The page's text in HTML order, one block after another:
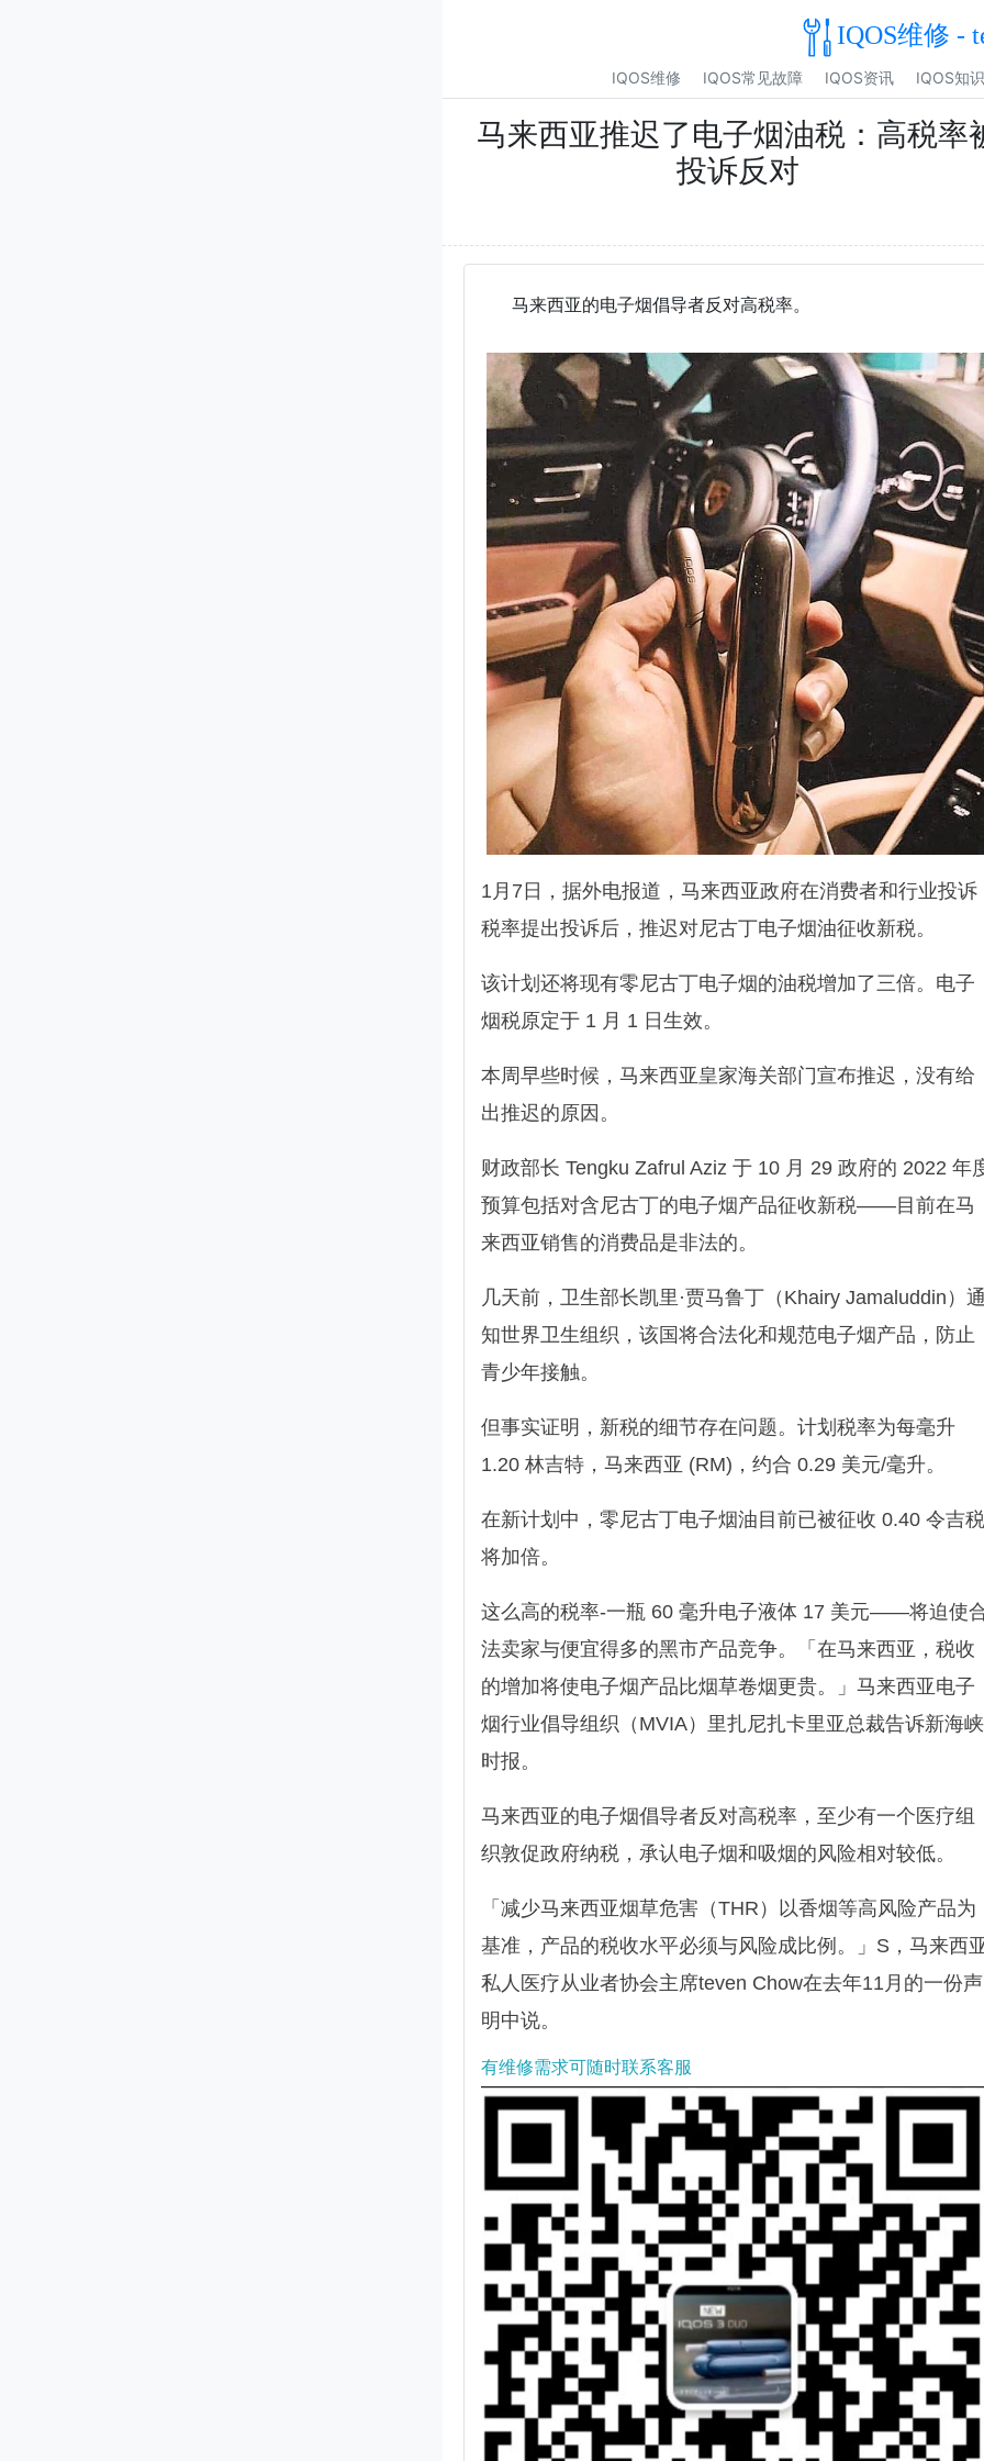
IQOS维修 -
IQOS维修 IQOS常见故障 IQOS资讯 IQOS知
马来西亚推迟了电子烟油税：高税率
投诉反对
马来西亚的电子烟倡导者反对高税率。
1月7日，据外电报道，马来西亚政府在消费者和行业投诉
税率提出投诉后，推迟对尼古丁电子烟油征收新税。
该计划还将现有零尼古丁电子烟的油税增加了三倍。电子
烟税原定于 1 月 1 日生效。
本周早些时候，马来西亚皇家海关部门宣布推迟，没有给
出推迟的原因。
财政部长 Tengku Zafrul Aziz 于 10 月 29 政府的 2022 年
预算包括对含尼古丁的电子烟产品征收新税——目前在马
来西亚销售的消费品是非法的。
几天前，卫生部长凯里·贾马鲁丁（Khairy Jamaluddin）
知世界卫生组织，该国将合法化和规范电子烟产品，防止
青少年接触。
但事实证明，新税的细节存在问题。计划税率为每毫升
1.20 林吉特，马来西亚 (RM)，约合 0.29 美元/毫升。
在新计划中，零尼古丁电子烟油目前已被征收 0.40 令吉
将加倍。
这么高的税率-一瓶 60 毫升电子液体 17 美元——将迫使
法卖家与便宜得多的黑市产品竞争。「在马来西亚，税收
的增加将使电子烟产品比烟草卷烟更贵。」马来西亚电子
烟行业倡导组织（MVIA）里扎尼扎卡里亚总裁告诉新海峡
时报。
马来西亚的电子烟倡导者反对高税率，至少有一个医疗组
织敦促政府纳税，承认电子烟和吸烟的风险相对较低。
「减少马来西亚烟草危害（THR）以香烟等高风险产品为
基准，产品的税收水平必须与风险成比例。」S，马来西
私人医疗从业者协会主席teven Chow在去年11月的一份声
明中说。
有维修需求可随时联系客服